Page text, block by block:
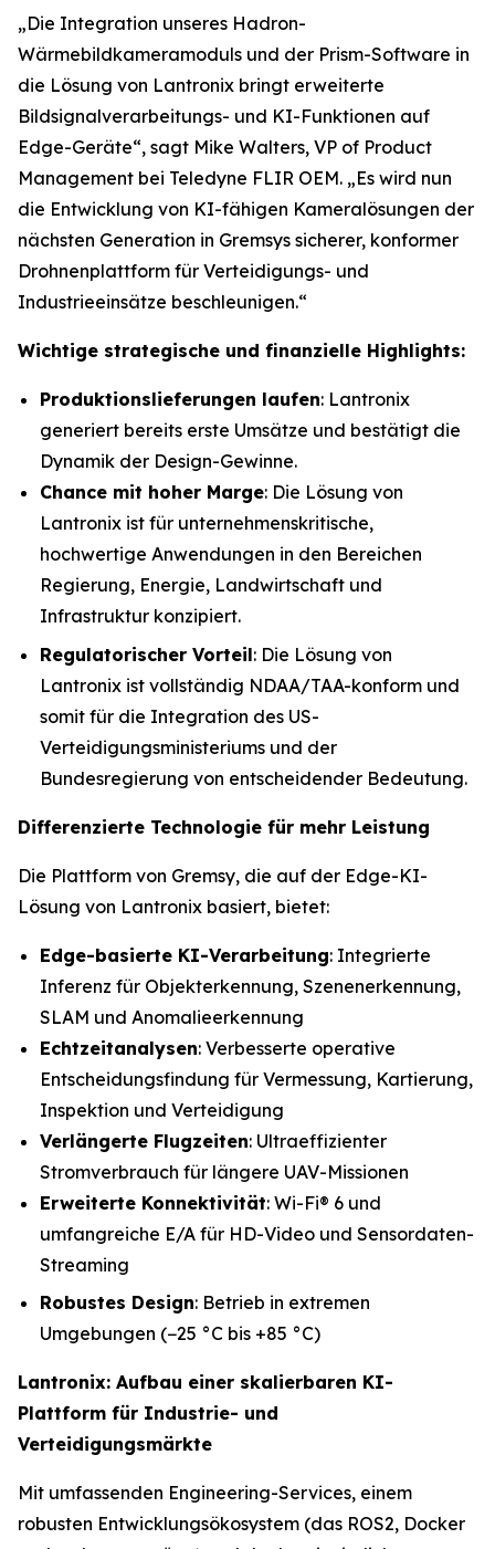
„Die Integration unseres Hadron-
Wärmebildkameramoduls und der Prism-Software in
die Lösung von Lantronix bringt erweiterte
Bildsignalverarbeitungs- und KI-Funktionen auf
Edge-Geräte“, sagt Mike Walters, VP of Product
Management bei Teledyne FLIR OEM. „Es wird nun
die Entwicklung von KI-fähigen Kameralösungen der
nächsten Generation in Gremsys sicherer, konformer
Drohnenplattform für Verteidigungs- und
Industrieeinsätze beschleunigen.“
Wichtige strategische und finanzielle Highlights:
Produktionslieferungen laufen: Lantronix
generiert bereits erste Umsätze und bestätigt die
Dynamik der Design-Gewinne.
Chance mit hoher Marge: Die Lösung von
Lantronix ist für unternehmenskritische,
hochwertige Anwendungen in den Bereichen
Regierung, Energie, Landwirtschaft und
Infrastruktur konzipiert.
Regulatorischer Vorteil: Die Lösung von
Lantronix ist vollständig NDAA/TAA-konform und
somit für die Integration des US-
Verteidigungsministeriums und der
Bundesregierung von entscheidender Bedeutung.
Differenzierte Technologie für mehr Leistung
Die Plattform von Gremsy, die auf der Edge-KI-
Lösung von Lantronix basiert, bietet:
Edge-basierte KI-Verarbeitung: Integrierte
Inferenz für Objekterkennung, Szenenerkennung,
SLAM und Anomalieerkennung
Echtzeitanalysen: Verbesserte operative
Entscheidungsfindung für Vermessung, Kartierung,
Inspektion und Verteidigung
Verlängerte Flugzeiten: Ultraeffizienter
Stromverbrauch für längere UAV-Missionen
Erweiterte Konnektivität: Wi-Fi® 6 und
umfangreiche E/A für HD-Video und Sensordaten-
Streaming
Robustes Design: Betrieb in extremen
Umgebungen (−25 °C bis +85 °C)
Lantronix: Aufbau einer skalierbaren KI-
Plattform für Industrie- und
Verteidigungsmärkte
Mit umfassenden Engineering-Services, einem
robusten Entwicklungsökosystem (das ROS2, Docker